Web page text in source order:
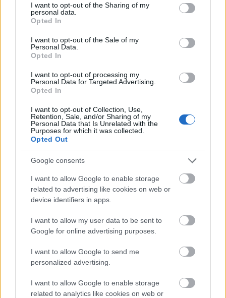
not limited to your visit or usage behaviour. You may click to
grant or deny consent to Google and its third-party tags to
use your data for below specified purposes in below Google
consent section.
I want to opt-out of the Sharing of my
personal data.
Opted In
I want to opt-out of the Sale of my
Personal Data.
Opted In
I want to opt-out of processing my
Personal Data for Targeted Advertising.
Opted In
I want to opt-out of Collection, Use,
Retention, Sale, and/or Sharing of my
Personal Data that Is Unrelated with the
Purposes for which it was collected.
Opted Out
Google consents
I want to allow Google to enable storage
related to advertising like cookies on web or
device identifiers in apps.
I want to allow my user data to be sent to
Google for online advertising purposes.
I want to allow Google to send me
personalized advertising.
I want to allow Google to enable storage
related to analytics like cookies on web or
περιμένοντας τον Όουεν, σκηνή που θυμίζει έντονα
τον κινηματογραφικό "Χάτσικο". Κάθε βράδυ
μάλιστα, κοιμάται στο πάτωμα έξω από την
κρεβατοκάμαρα του μικρού και δείχνει πολύ